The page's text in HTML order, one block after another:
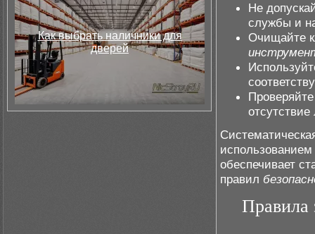
Как выбрать наличники для
дверей
Не
службы и
Очищайте
обеспечивает
правил
Правила